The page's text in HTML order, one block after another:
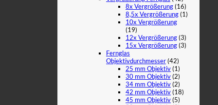
8x Vergrößerung(16)
8,5x Vergrößerung(1)
10x Vergrößerung
(19)
12x Vergrößerung(3)
15x Vergrößerung(3)
Fernglas
Objektivdurchmesser(42)
25 mm Objektiv(1)
30 mm Objektiv(2)
34 mm Objektiv(2)
42 mm Objektiv(18)
45 mm Objektiv(5)